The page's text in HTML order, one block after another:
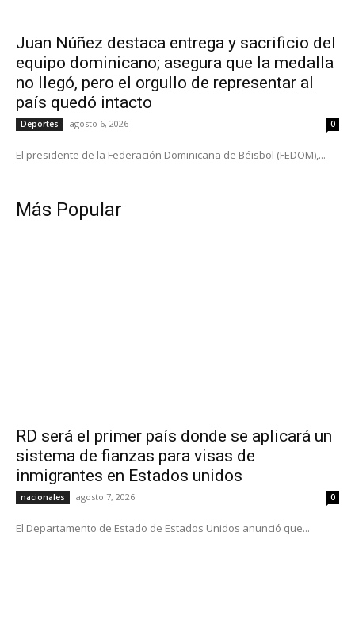
Juan Núñez destaca entrega y sacrificio del
equipo dominicano; asegura que la medalla
no llegó, pero el orgullo de representar al
país quedó intacto
Deportes agosto 6, 2026 0
El presidente de la Federación Dominicana de Béisbol (FEDOM),...
Más Popular
RD será el primer país donde se aplicará un
sistema de fianzas para visas de
inmigrantes en Estados unidos
nacionales agosto 7, 2026 0
El Departamento de Estado de Estados Unidos anunció que...